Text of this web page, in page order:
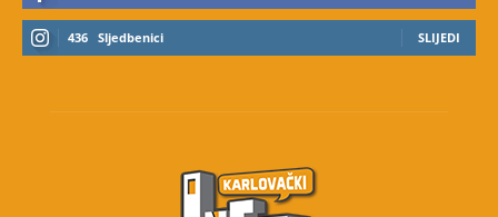
436 Sljedbenici SLIJEDI